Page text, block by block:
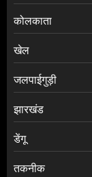
कोलकाता
खेल
जलपाईगुड़ी
झारखंड
डेंगू
तकनीक